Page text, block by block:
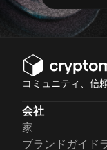
コミュニティ、信
会社
家
ブランドガイド